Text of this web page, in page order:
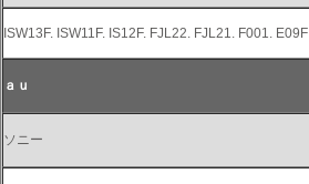
ISW13F. ISW11F. IS12F. FJL22. FJL21. F001. E09F
ａｕ
ソニー